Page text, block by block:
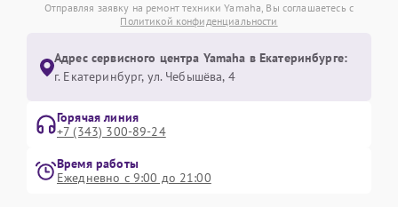
Отправляя заявку на ремонт техники Yamaha, Вы соглашаетесь с
Политикой конфиденциальности
Адрес сервисного центра Yamaha в Екатеринбурге:
г. Екатеринбург, ул. Чебышёва, 4
Горячая линия
+7 (343) 300-89-24
Время работы
Ежедневно с 9:00 до 21:00